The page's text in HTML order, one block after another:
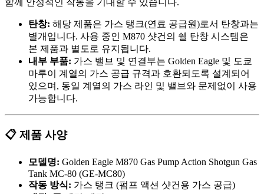
함께 안정적인 작동을 기대할 수 있습니다.
탄창: 해당 제품은 가스 탱크(연료 공급원)로서 탄창과는
별개입니다. 사용 중인 M870 샷건의 쉘 탄창 시스템은
본 제품과 별도로 유지됩니다.
내부 부품: 가스 밸브 및 연결부는 Golden Eagle 및 도쿄
마루이 계열의 가스 공급 규격과 호환되도록 설계되어
있으며, 동일 계열의 가스 라인 및 밸브와 문제없이 사용
가능합니다.
📋 제품 사양
모델명: Golden Eagle M870 Gas Pump Action Shotgun Gas
Tank MC-80 (GE-MC80)
작동 방식: 가스 탱크 (펌프 액션 샷건용 가스 공급)